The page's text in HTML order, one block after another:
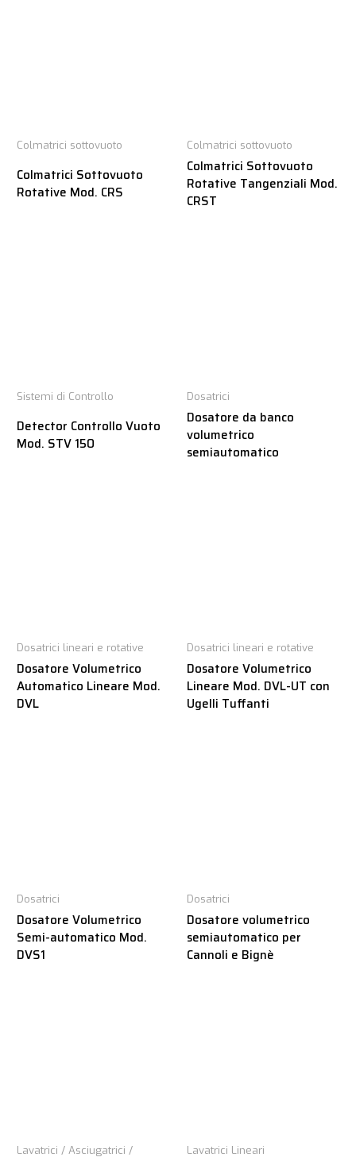
Colmatrici sottovuoto
Colmatrici Sottovuoto
Rotative Mod. CRS
Colmatrici sottovuoto
Colmatrici Sottovuoto
Rotative Tangenziali Mod.
CRST
Sistemi di Controllo
Detector Controllo Vuoto
Mod. STV 150
Dosatrici
Dosatore da banco
volumetrico
semiautomatico
Dosatrici lineari e rotative
Dosatore Volumetrico
Automatico Lineare Mod.
DVL
Dosatrici lineari e rotative
Dosatore Volumetrico
Lineare Mod. DVL-UT con
Ugelli Tuffanti
Dosatrici
Dosatore Volumetrico
Semi-automatico Mod.
DVS1
Dosatrici
Dosatore volumetrico
semiautomatico per
Cannoli e Bignè
Lavatrici / Asciugatrici /
Lavatrici Lineari